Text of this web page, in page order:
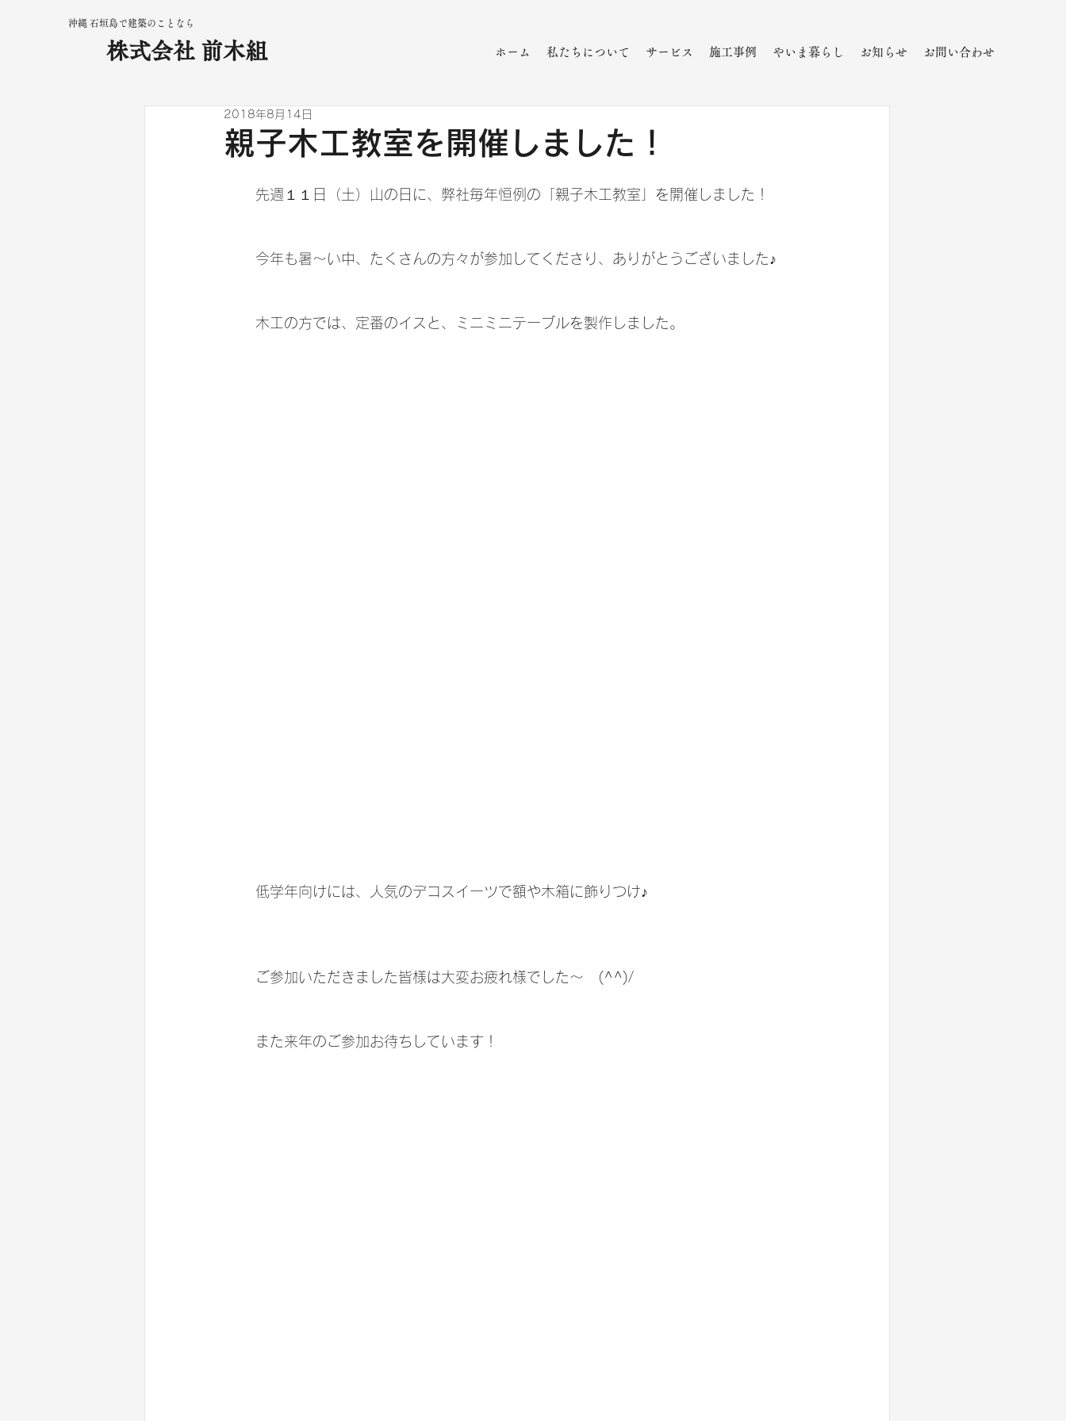
沖縄 石垣島で建築のことなら
株式会社 前木組 ホーム 私たちについて サービス 施工事例 やいま暮らし お知らせ お問い合わせ
親子木工教室を開催しました！
2018年8月14日
	先週１１日（土）山の日に、弊社毎年恒例の「親子木工教室」を開催しました！
	今年も暑～い中、たくさんの方々が参加してくださり、ありがとうございました♪
	木工の方では、定番のイスと、ミニミニテーブルを製作しました。
	低学年向けには、人気のデコスイーツで額や木箱に飾りつけ♪
	ご参加いただきました皆様は大変お疲れ様でした～　(^^)/
	また来年のご参加お待ちしています！